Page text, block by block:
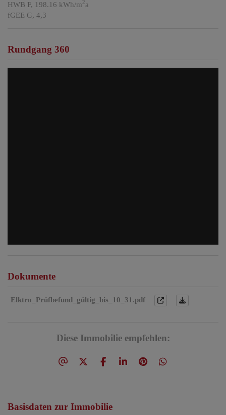
HWB F, 198.16 kWh/m2a
fGEE G, 4,3
Rundgang 360
Dokumente
Elktro_Prüfbefund_gültig_bis_10_31.pdf
Diese Immobilie empfehlen:
Basisdaten zur Immobilie